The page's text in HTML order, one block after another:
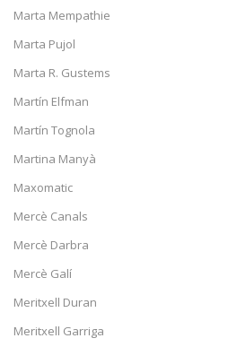
Marta Mempathie
Marta Pujol
Marta R. Gustems
Martín Elfman
Martín Tognola
Martina Manyà
Maxomatic
Mercè Canals
Mercè Darbra
Mercè Galí
Meritxell Duran
Meritxell Garriga